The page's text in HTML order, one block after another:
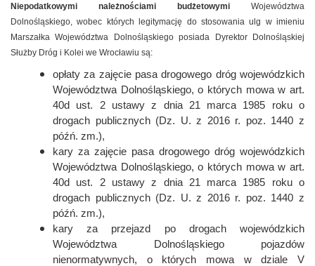
Niepodatkowymi należnościami budżetowymi Województwa
Dolnośląskiego, wobec których legitymację do stosowania ulg w imieniu
Marszałka Województwa Dolnośląskiego posiada Dyrektor Dolnośląskiej
Służby Dróg i Kolei we Wrocławiu są:
opłaty za zajęcie pasa drogowego dróg wojewódzkich
Województwa Dolnośląskiego, o których mowa w art.
40d ust. 2 ustawy z dnia 21 marca 1985 roku o
drogach publicznych (Dz. U. z 2016 r. poz. 1440 z
późń. zm.),
kary za zajęcie pasa drogowego dróg wojewódzkich
Województwa Dolnośląskiego, o których mowa w art.
40d ust. 2 ustawy z dnia 21 marca 1985 roku o
drogach publicznych (Dz. U. z 2016 r. poz. 1440 z
późń. zm.),
kary za przejazd po drogach wojewódzkich
Województwa Dolnośląskiego pojazdów
nienormatywnych, o których mowa w dziale V